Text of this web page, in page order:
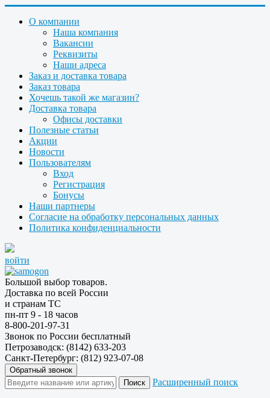
О компании
Наша компания
Вакансии
Реквизиты
Наши адреса
Заказ и доставка товара
Заказ товара
Хочешь такой же магазин?
Доставка товара
Офисы доставки
Полезные статьи
Акции
Новости
Пользователям
Вход
Регистрация
Бонусы
Наши партнеры
Согласие на обработку персональных данных
Политика конфиденциальности
войти
Большой выбор товаров.
Доставка по всей России
и странам ТС
пн-пт 9 - 18 часов
8-800-201-97-31
Звонок по России бесплатный
Петрозаводск: (8142) 633-203
Санкт-Петербург: (812) 923-07-08
Обратный звонок
Расширенный поиск